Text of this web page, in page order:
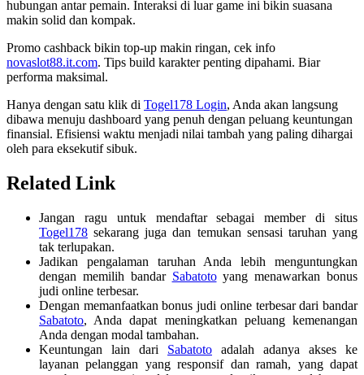
hubungan antar pemain. Interaksi di luar game ini bikin suasana
makin solid dan kompak.
Promo cashback bikin top-up makin ringan, cek info
novaslot88.it.com. Tips build karakter penting dipahami. Biar
performa maksimal.
Hanya dengan satu klik di Togel178 Login, Anda akan langsung
dibawa menuju dashboard yang penuh dengan peluang keuntungan
finansial. Efisiensi waktu menjadi nilai tambah yang paling dihargai
oleh para eksekutif sibuk.
Related Link
Jangan ragu untuk mendaftar sebagai member di situs
Togel178 sekarang juga dan temukan sensasi taruhan yang
tak terlupakan.
Jadikan pengalaman taruhan Anda lebih menguntungkan
dengan memilih bandar Sabatotoyang menawarkan bonus
judi online terbesar.
Dengan memanfaatkan bonus judi online terbesar dari bandar
Sabatoto, Anda dapat meningkatkan peluang kemenangan
Anda dengan modal tambahan.
Keuntungan lain dari Sabatoto adalah adanya akses ke
layanan pelanggan yang responsif dan ramah, yang dapat